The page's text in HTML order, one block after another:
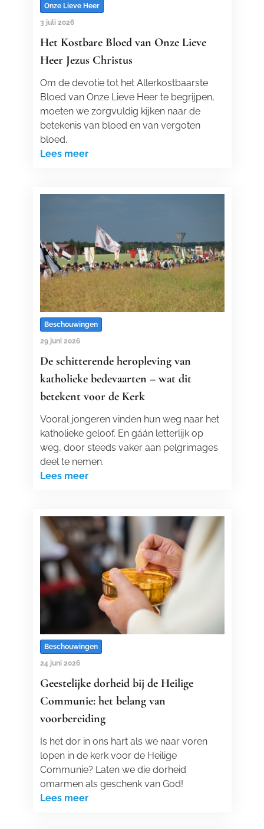
Onze Lieve Heer
3 juli 2026
Het Kostbare Bloed van Onze Lieve
Heer Jezus Christus
Om de devotie tot het Allerkostbaarste
Bloed van Onze Lieve Heer te begrijpen,
moeten we zorgvuldig kijken naar de
betekenis van bloed en van vergoten
bloed.
Lees meer
Beschouwingen
29 juni 2026
De schitterende heropleving van
katholieke bedevaarten – wat dit
betekent voor de Kerk
Vooral jongeren vinden hun weg naar het
katholieke geloof. En gáán letterlijk op
weg, door steeds vaker aan pelgrimages
deel te nemen.
Lees meer
Beschouwingen
24 juni 2026
Geestelijke dorheid bij de Heilige
Communie: het belang van
voorbereiding
Is het dor in ons hart als we naar voren
lopen in de kerk voor de Heilige
Communie? Laten we die dorheid
omarmen als geschenk van God!
Lees meer